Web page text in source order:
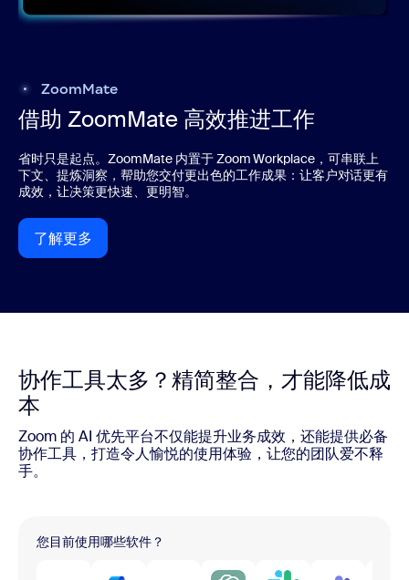
ZoomMate
借助 ZoomMate 高效推进工作
省时只是起点。ZoomMate 内置于 Zoom Workplace，可串联上
下文、提炼洞察，帮助您交付更出色的工作成果：让客户对话更有
成效，让决策更快速、更明智。
了解更多
了解更多
协作工具太多？精简整合，才能降低成
本
Zoom 的 AI 优先平台不仅能提升业务成效，还能提供必备
协作工具，打造令人愉悦的使用体验，让您的团队爱不释
手。
您目前使用哪些软件？